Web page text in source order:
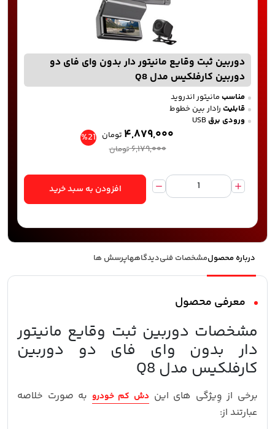
دوربین ثبت وقایع مانیتور دار بدون وای فای دو
دوربین کارفلکیس مدل Q8
مناسب مانیتور اندروید
قابلیت رادار بین خطوط
ورودی برق
۴,۸۷۹,۰۰۰ تومان
۶,۱۷۹,۰۰۰تومان
%21
افزودن به سبد خرید
درباره محصولمشخصات فنیدیدگاههاپرسش ها
معرفی محصول
مشخصات دوربین ثبت وقایع مانیتور
دار بدون وای فای دو دوربین
کارفلکیس مدل Q8
برخی از وِیژگی های این دش کم خودرو به صورت خلاصه
عبارتند از: